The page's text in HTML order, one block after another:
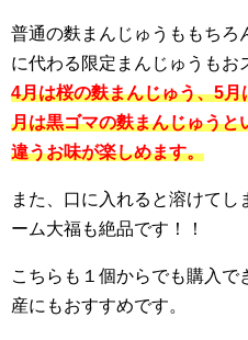
普通の麩まんじゅうももちろ
に代わる限定まんじゅうもお
4月は桜の麩まんじゅう、5
月は黒ゴマの麩まんじゅうと
違うお味が楽しめます。
また、口に入れると溶けてし
ーム大福も絶品です！！
こちらも１個からでも購入で
産にもおすすめです。